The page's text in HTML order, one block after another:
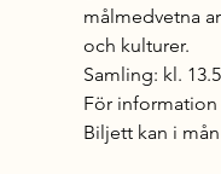
målmedvetna
och kulturer.
Samling: kl.
För
Biljett kan i